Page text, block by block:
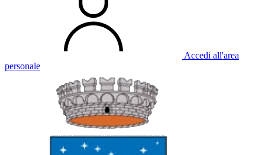
Accedi all'area
personale